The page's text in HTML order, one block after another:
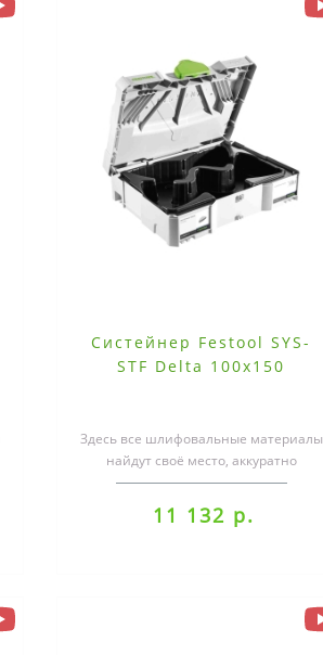
Систейнер Festool SYS-
STF Delta 100x150
Здесь все шлифовальные материалы
найдут своё место, аккуратно
рассортированные, защищённые от
влаги ..
11 132 р.